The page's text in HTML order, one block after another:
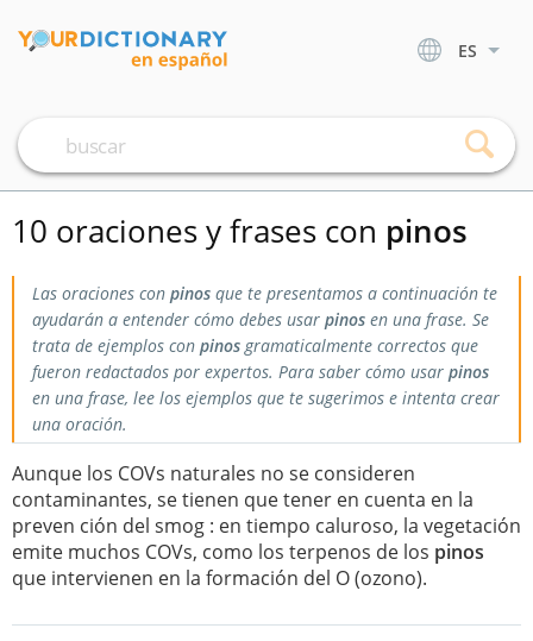
ES
10 oraciones y frases con pinos
Las oraciones con pinos que te presentamos a continuación te
ayudarán a entender cómo debes usar pinos en una frase. Se
trata de ejemplos con pinosgramaticalmente correctos que
fueron redactados por expertos. Para saber cómo usar pinos
en una frase, lee los ejemplos que te sugerimos e intenta crear
una oración.
Aunque los COVs naturales no se consideren
contaminantes, se tienen que tener en cuenta en la
preven ción del smog : en tiempo caluroso, la vegetación
emite muchos COVs, como los terpenos de los pinos
que intervienen en la formación del O (ozono).